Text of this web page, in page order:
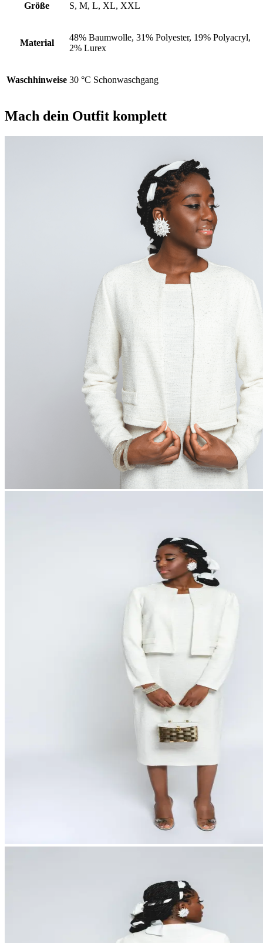
Größe S, M, L, XL, XXL
Material
48% Baumwolle, 31% Polyester, 19% Polyacryl,
2% Lurex
Waschhinweise 30 °C Schonwaschgang
Mach dein Outfit komplett